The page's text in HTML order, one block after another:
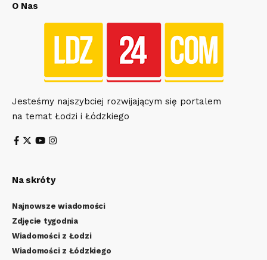
O Nas
Jesteśmy najszybciej rozwijającym się portalem
na temat Łodzi i Łódzkiego
Na skróty
Najnowsze wiadomości
Zdjęcie tygodnia
Wiadomości z Łodzi
Wiadomości z Łódzkiego